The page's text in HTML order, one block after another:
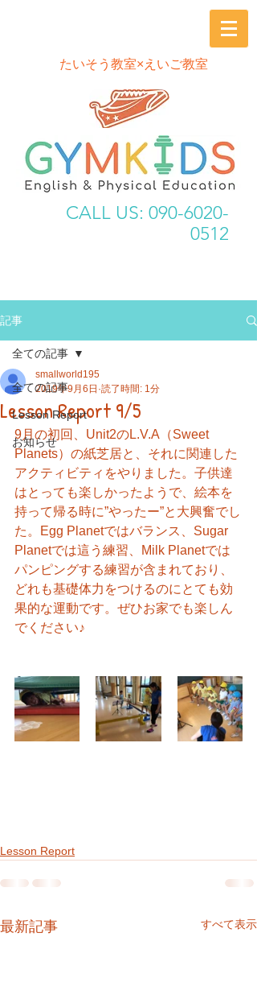
​たいそう教室×えいご教室
CALL US: 090-6020-
0512
記事
全ての記事
Lesson Report
お知らせ
全ての記事
Lesson Report 9/5
smallworld195
2019年9月6日 読了時間: 1分
9月の初回、Unit2のL.V.A（Sweet
Planets）の紙芝居と、それに関連した
アクティビティをやりました。子供達
はとっても楽しかったようで、絵本を
持って帰る時に”やったー”と大興奮でし
た。Egg Planetではバランス、Sugar
Planetでは這う練習、Milk Planetでは
パンピングする練習が含まれており、
どれも基礎体力をつけるのにとても効
果的な運動です。ぜひお家でも楽しん
でください♪
Lesson Report
最新記事 すべて表示